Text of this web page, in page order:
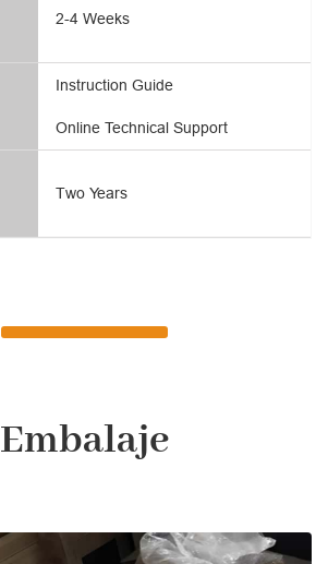
2-4 Weeks
Online Technical Support
Instruction Guide
Two Years
Embalaje